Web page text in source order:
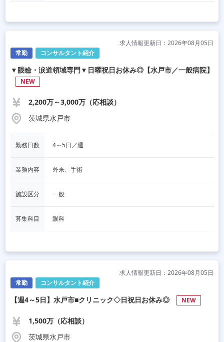
常勤 コンサルタント紹介
求人情報更新日：2026年08月05日
▼眼瞼・涙道領域専門▼日曜祝日お休み◎【水戸市／一般病院】
NEW
2,200万～3,000万（応相談）
茨城県水戸市
勤務日数 4～5日／週
業務内容 外来、手術
施設区分 一般
募集科目 眼科
常勤 コンサルタント紹介
求人情報更新日：2026年08月05日
【週4～5日】水戸市■クリニック◇日祝日お休み◎ NEW
1,500万（応相談）
茨城県水戸市